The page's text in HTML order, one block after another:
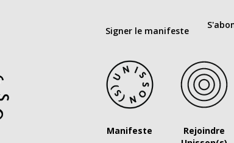
Signer le manifeste
Manifeste
Rejoindre